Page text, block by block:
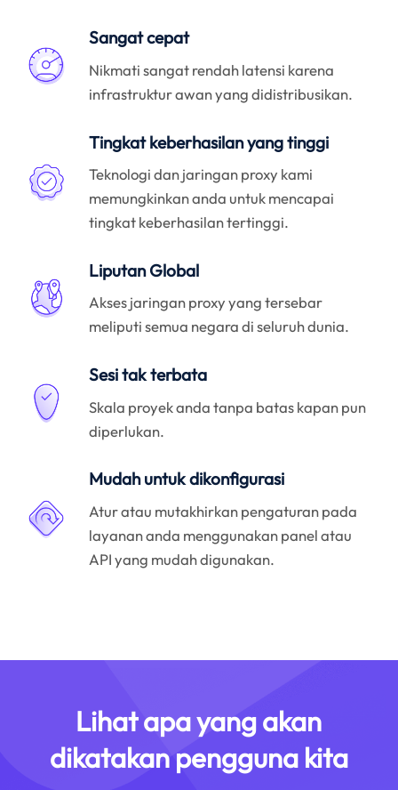
Sangat cepat
Nikmati sangat rendah latensi karena
infrastruktur awan yang didistribusikan.
Tingkat keberhasilan yang tinggi
Teknologi dan jaringan proxy kami
memungkinkan anda untuk mencapai
tingkat keberhasilan tertinggi.
Liputan Global
Akses jaringan proxy yang tersebar
meliputi semua negara di seluruh dunia.
Sesi tak terbata
Skala proyek anda tanpa batas kapan pun
diperlukan.
Mudah untuk dikonfigurasi
Atur atau mutakhirkan pengaturan pada
layanan anda menggunakan panel atau
API yang mudah digunakan.
Lihat apa yang akan
dikatakan pengguna kita